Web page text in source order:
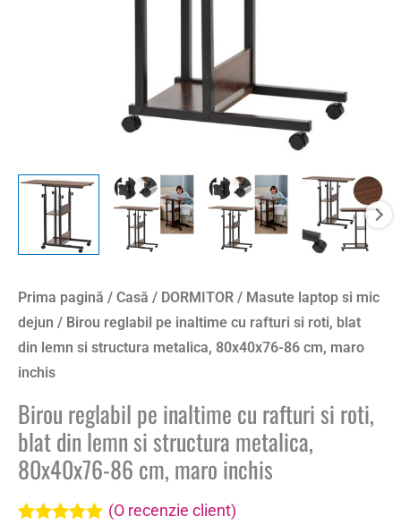
Prima pagină / Casă / DORMITOR / Masute laptop si mic
dejun / Birou reglabil pe inaltime cu rafturi si roti, blat
din lemn si structura metalica, 80x40x76-86 cm, maro
inchis
Birou reglabil pe inaltime cu rafturi si roti,
blat din lemn si structura metalica,
80x40x76-86 cm, maro inchis
(O recenzie client)
80x40x76-
maro